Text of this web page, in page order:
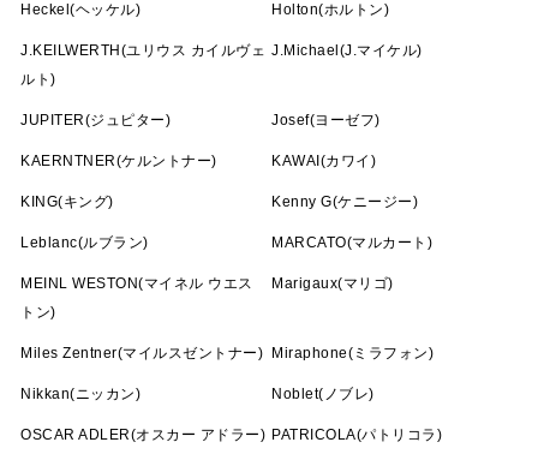
Heckel(ヘッケル) Holton(ホルトン)
J.KEILWERTH(ユリウス カイルヴェ
ルト)
J.Michael(J.マイケル)
JUPITER(ジュピター) Josef(ヨーゼフ)
KAERNTNER(ケルントナー) KAWAI(カワイ)
KING(キング) Kenny G(ケニージー)
Leblanc(ルブラン) MARCATO(マルカート)
MEINL WESTON(マイネル ウエス
トン)
Marigaux(マリゴ)
Miles Zentner(マイルスゼントナー) Miraphone(ミラフォン)
Nikkan(ニッカン) Noblet(ノブレ)
OSCAR ADLER(オスカー アドラー) PATRICOLA(パトリコラ)